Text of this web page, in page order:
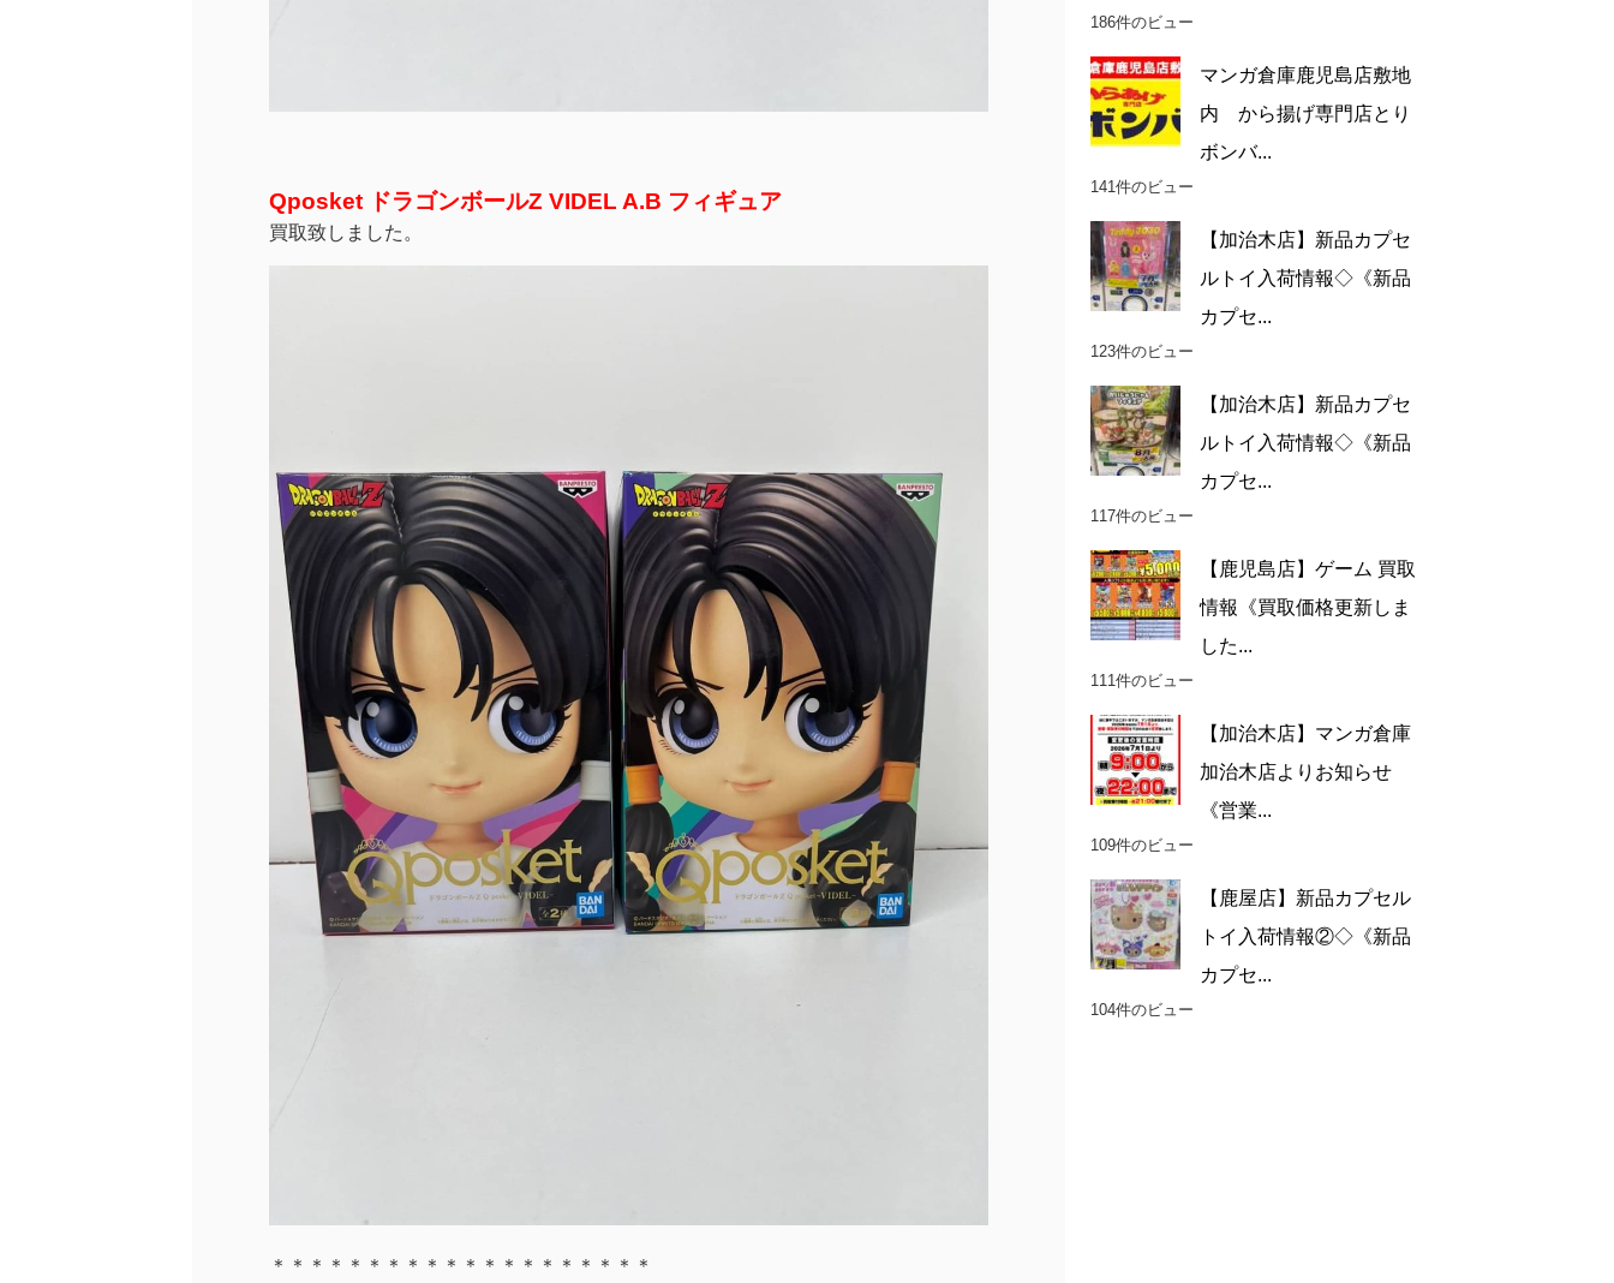
Qposket ドラゴンボールZ VIDEL A.B フィギュア
買取致しました。
＊＊＊＊＊＊＊＊＊＊＊＊＊＊＊＊＊＊＊＊
186件のビュー
マンガ倉庫鹿児島店敷地
内 から揚げ専門店とり
ボンバ...
141件のビュー
【加治木店】新品カプセ
ルトイ入荷情報◇《新品
カプセ...
123件のビュー
【加治木店】新品カプセ
ルトイ入荷情報◇《新品
カプセ...
117件のビュー
【鹿児島店】ゲーム 買取
情報《買取価格更新しま
した...
111件のビュー
【加治木店】マンガ倉庫
加治木店よりお知らせ
《営業...
109件のビュー
【鹿屋店】新品カプセル
トイ入荷情報②◇《新品
カプセ...
104件のビュー